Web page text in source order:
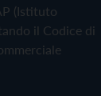
(Istituto
il Codice di